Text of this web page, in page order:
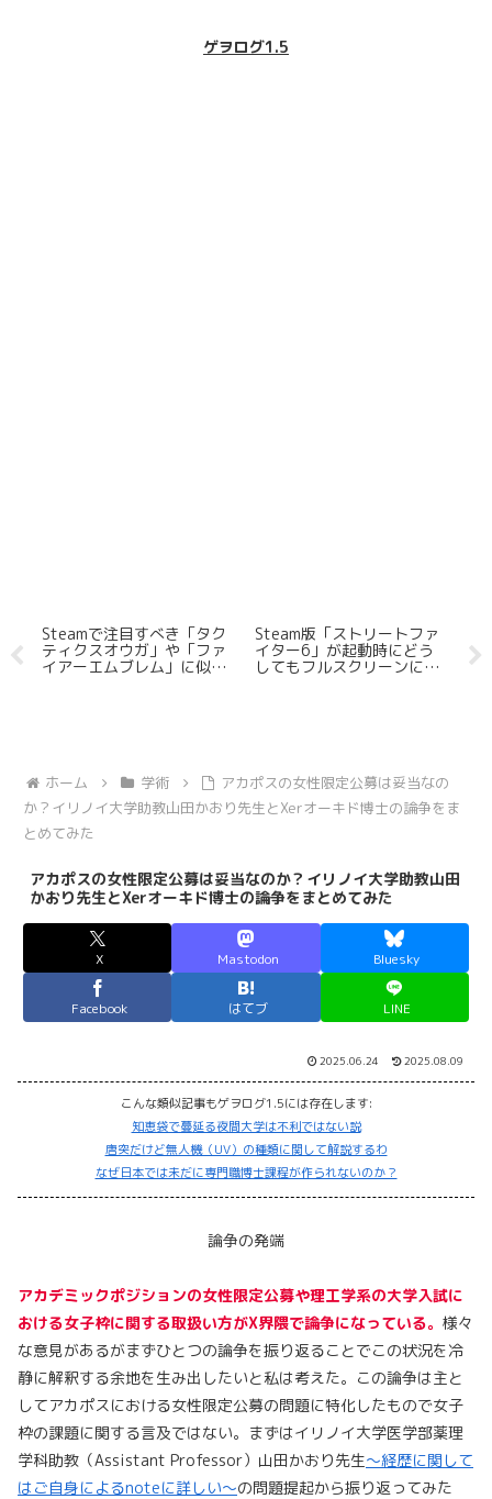
ゲヲログ1.5
Steamで注目すべき「タク
ティクスオウガ」や「ファ
イアーエムブレム」に似て
Steam版「ストリートファ
イター6」が起動時にどう
してもフルスクリーンにな
学
そ
ホーム 学術
アカポスの女性限定公募は妥当なの
か？イリノイ大学助教山田かおり先生とXerオーキド博士の論争をま
とめてみた
アカポスの女性限定公募は妥当なのか？イリノイ大学助教山田
かおり先生とXerオーキド博士の論争をまとめてみた
X Mastodon Bluesky
Facebook はてブ LINE
2025.06.24 2025.08.09
こんな類似記事もゲヲログ1.5には存在します:
知恵袋で蔓延る夜間大学は不利ではない説
唐突だけど無人機（UV）の種類に関して解説するわ
なぜ日本では未だに専門職博士課程が作られないのか？
論争の発端
アカデミックポジションの女性限定公募や理工学系の大学入試に
おける女子枠に関する取扱い方がX界隈で論争になっている。 様々
な意見があるがまずひとつの論争を振り返ることでこの状況を冷
静に解釈する余地を生み出したいと私は考えた。この論争は主と
してアカポスにおける女性限定公募の問題に特化したもので女子
枠の課題に関する言及ではない。まずはイリノイ大学医学部薬理
学科助教（Assistant Professor）山田かおり先生～経歴に関して
はご自身によるnoteに詳しい～の問題提起から振り返ってみた